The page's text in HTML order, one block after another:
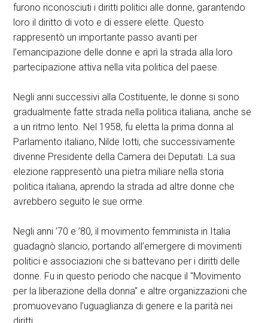
furono riconosciuti i diritti politici alle donne, garantendo
loro il diritto di voto e di essere elette. Questo
rappresentò un importante passo avanti per
l’emancipazione delle donne e aprì la strada alla loro
partecipazione attiva nella vita politica del paese.
Negli anni successivi alla Costituente, le donne si sono
gradualmente fatte strada nella politica italiana, anche se
a un ritmo lento. Nel 1958, fu eletta la prima donna al
Parlamento italiano, Nilde Iotti, che successivamente
divenne Presidente della Camera dei Deputati. La sua
elezione rappresentò una pietra miliare nella storia
politica italiana, aprendo la strada ad altre donne che
avrebbero seguito le sue orme.
Negli anni ’70 e ’80, il movimento femminista in Italia
guadagnò slancio, portando all’emergere di movimenti
politici e associazioni che si battevano per i diritti delle
donne. Fu in questo periodo che nacque il "Movimento
per la liberazione della donna" e altre organizzazioni che
promuovevano l’uguaglianza di genere e la parità nei